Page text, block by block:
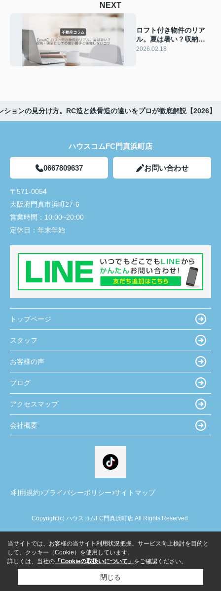
NEXT
ロフト付き物件のリア
ル。夏は暑い？収納・
寝室としての使い勝手
2026.02.18
ションの見分け方。RC造と鉄骨造の違いをプロが徹底解説【2026】
ハウスコムFC門真浜町店
0667809637 お問い合わせ
〒571-0054
大阪府門真市浜町27-6
営業時間： 10:00~20:00
定休日： 年末年始
トップページ
スタッフ
お客様の声
ブログ
アクセスマップ
会社概要
利用規約 プライバシーポリシー サイトマップ
Copyright(c) ハウスコムFC門真浜町店 All Rights Reserved.
当サイトでは、お客様の当サイト利用状況把握、サービス向上検討を目的と
して、クッキー（Cookie）を使用しています。
詳しくは、当社の 「Cookieの取扱いについて」 をご確認ください。
閉じる